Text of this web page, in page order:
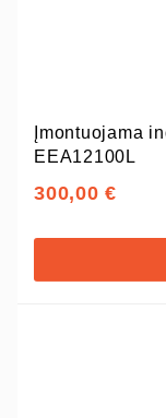
Įmontuojama
EEA12100L
300,00 €